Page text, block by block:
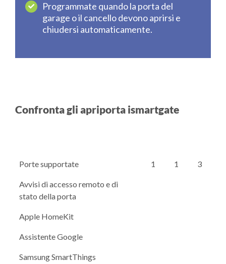
Programmate quando la porta del
garage o il cancello devono aprirsi e
chiudersi automaticamente.
Confronta gli apriporta ismartgate
Porte supportate 1 1 3
Avvisi di accesso remoto e di
stato della porta
Apple HomeKit
Assistente Google
Samsung SmartThings